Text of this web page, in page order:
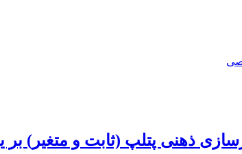
ذهنی پتلپ (ثابت و متغیر) بر